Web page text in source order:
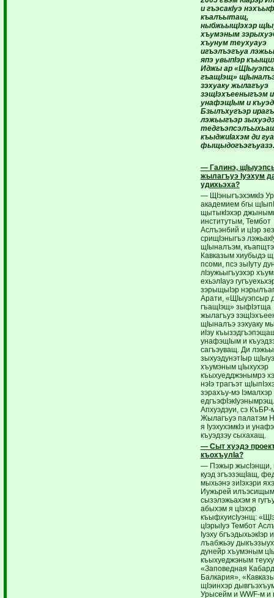
и гъэсакIуэ
къалъытащ,
ныбжьыщIэхэр
хъумэным
хъунум теухуауэ
игъэлъэгъуа
япэ увыпIэр
Иджы ар
гъащIэщ»
зэхуаку жылагъуэ
зэщIэхъееныгъэм и
унафэщIым и
Бзылъхугъэр
лэжьыгъэр
къыджиIахэм ди
фыщыдогъэгъуазэ.
— Галинэ,
жылагъуэ Iуэхум
удихьэха?
— ЩIэныгъэхэмкIэ
академием бгы
щытыкIэхэр
институтым, Тембот
Аслъэнбий и цIэр
срищIэныгъэ
щIыналъэм,
Кавказым хиубыдэ
псоми, псэ зыIуту
лIэужьыгъуэхэр
ехьэлIауэ
зэрыщыIэр
Арати, «ЩIыуэпсыр
гъащIэщ» зыфIэтща
жылагъуэ
щIыналъэ зэхуаку
иIэу
унафэщIым и
сагъэуващ. Ди
зыхуэдунэтIыр
хъумэным цIыхухэр
къыхуедджэнымрэ
нэIэ трагъэт
зэрахъу-мэ Iэмалхэр
едгъэфIэкIуэнымрэщ.
Апхуэдэуи, сэ КъБР-
Жылагъуэ палатэм
я IуэхухэмкIэ и
къуэдзэу сыхахащ.
— Сыт хуэдэ
къохъулIа?
— Пэжыр жысIэнщи,
куэд згъэзэщIащ,
мыхьэнэ зиIэхэри
Иужьрей илъэсищым
сызэлэжьахэм я
абыхэм я цIэхэр
къыфхуисIуэнщ:
цIэрыIуэ Тембот
Iуэху бгъэдыхьэкIэр и
лъабжьэу
дунейр хъумэным
къыхуеджэным
«Заповедная
Балкария»,
щIэинхэр
Урысейм и WWF-м и